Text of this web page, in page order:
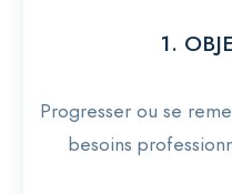
1.
Progresser ou se
besoins